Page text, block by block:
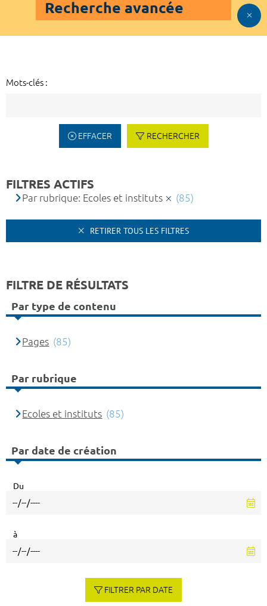
Recherche avancée
Mots-clés :
EFFACER RECHERCHER
FILTRES ACTIFS
Par rubrique: Ecoles et instituts (85)
RETIRER TOUS LES FILTRES
FILTRE DE RÉSULTATS
Par type de contenu
Pages (85)
Par rubrique
Ecoles et instituts (85)
Par date de création
Du
à
FILTRER PAR DATE